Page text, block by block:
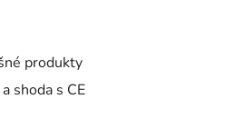
produkty
shoda s CE